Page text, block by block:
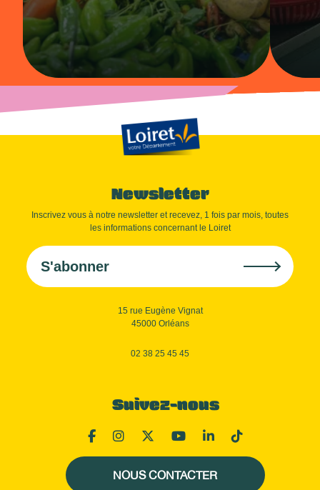
Newsletter
Inscrivez vous à notre newsletter et recevez, 1 fois par mois, toutes
les informations concernant le Loiret
S'abonner
15 rue Eugène Vignat
45000 Orléans
02 38 25 45 45
Suivez-nous
NOUS CONTACTER